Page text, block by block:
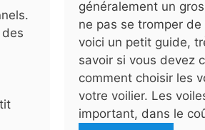
généralement un
ne pas se tromper
voici un petit guide,
savoir si vous devez
comment choisir les
votre voilier. Les
important, dans le